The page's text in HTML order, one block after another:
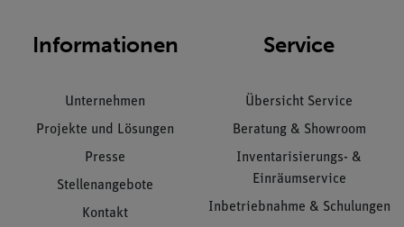
Informationen
Unternehmen
Projekte und Lösungen
Presse
Stellenangebote
Kontakt
Service
Übersicht Service
Beratung & Showroom
Inventarisierungs- &
Einräumservice
Inbetriebnahme & Schulungen